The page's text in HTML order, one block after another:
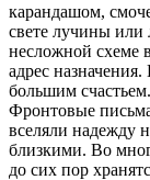
карандашом,
свете лучины
несложной схеме
адрес
большим счастьем.
Фронтовые
вселяли надежду
близкими. Во
до сих пор